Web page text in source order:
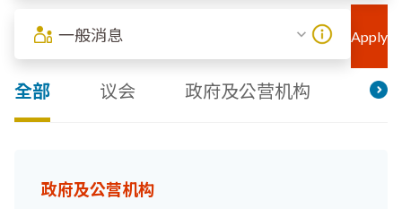
一般消息
全部 议会 政府及公营机构 其
政府及公营机构